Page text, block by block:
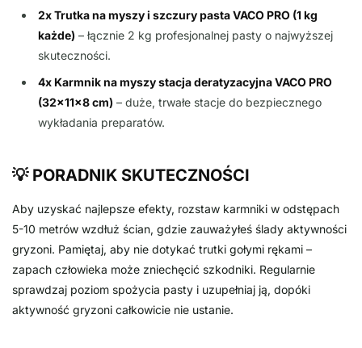
2x Trutka na myszy i szczury pasta VACO PRO (1 kg
każde) – łącznie 2 kg profesjonalnej pasty o najwyższej
skuteczności.
4x Karmnik na myszy stacja deratyzacyjna VACO PRO
(32x11x8 cm) – duże, trwałe stacje do bezpiecznego
wykładania preparatów.
💡 PORADNIK SKUTECZNOŚCI
Aby uzyskać najlepsze efekty, rozstaw karmniki w odstępach
5-10 metrów wzdłuż ścian, gdzie zauważyłeś ślady aktywności
gryzoni. Pamiętaj, aby nie dotykać trutki gołymi rękami –
zapach człowieka może zniechęcić szkodniki. Regularnie
sprawdzaj poziom spożycia pasty i uzupełniaj ją, dopóki
aktywność gryzoni całkowicie nie ustanie.